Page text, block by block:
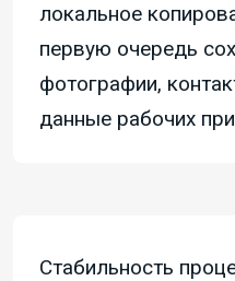
локальное
первую очередь
фотографии,
данные рабочих
Стабильность